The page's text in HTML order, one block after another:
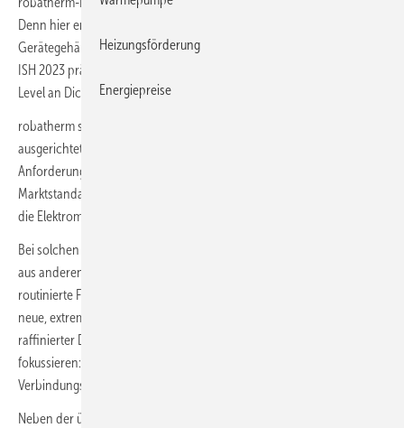
Denn hier erreichen die zu zertifizierenden Modellboxen der
Gerätegehäuse die höchstmögliche Dichtheitsklasse L1. Eine auf der
ISH 2023 präsentierte Gehäusekonstruktion erzielt diesen maximalen
Level an Dichtheit sogar im realen Betrieb.
robatherm spricht hiermit gezielt hochspezialisierte, nachhaltig
ausgerichtete Unternehmen an. Denn in einigen Branchen sind die
Anforderungen an die Raumlufttechnik so hoch, dass übliche
Marktstandards nicht ausreichen. Hersteller von Fahrzeugbatterien für
die Elektromobilität sind hier als Beispiel zu nennen.
Bei solchen Neuentwicklungen profitiert robatherm vom Know-how
aus anderen Disziplinen. In diesem Fall war es die mittlerweile
routinierte Fertigung wasserdichter RLT-Gehäuse. Hierauf basiert die
neue, extrem luftdichte Konstruktion. Letztlich ist es eine Kombination
raffinierter Details, die vor allem die Öffnungen des RLT-Geräts
fokussieren: Revisionstüren, Gehäusedurchführungen sowie
Verbindungsstellen einzelner Gehäusesegmente.
Neben der überdurchschnittlichen Dichtheit stechen weitere
Heizungsförderung
Energiepreise